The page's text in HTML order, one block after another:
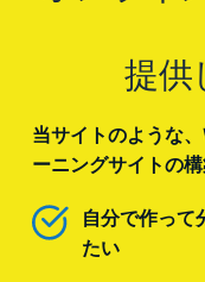
提供
当サイトのような
ーニングサイトの
自分で作って
たい